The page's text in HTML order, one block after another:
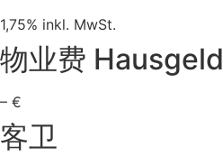
1,75% inkl. MwSt.
物业费 Hausgeld
– €
客卫